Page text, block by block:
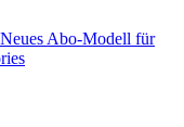
Abo-Modell für